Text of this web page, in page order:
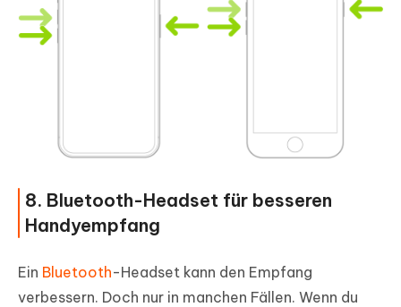
8. Bluetooth-Headset für besseren
Handyempfang
Ein Bluetooth-Headset kann den Empfang
verbessern. Doch nur in manchen Fällen. Wenn du